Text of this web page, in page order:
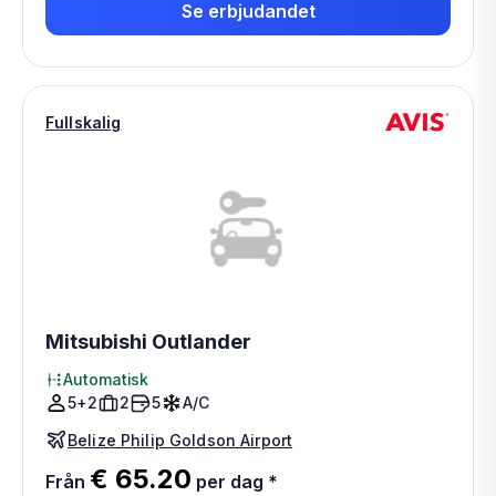
Se erbjudandet
Fullskalig
Mitsubishi Outlander
Automatisk
5+2
2 5
A/C
Belize Philip Goldson Airport
Från € 65.20 per dag *